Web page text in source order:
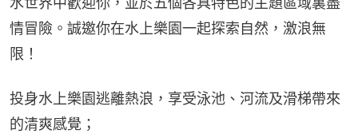
情冒險。誠邀你在水上樂園一起探索自然，激浪無
限！
投身水上樂園逃離熱浪，享受泳池、河流及滑梯帶來
的清爽感覺；